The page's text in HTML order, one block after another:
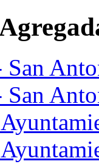
San
San